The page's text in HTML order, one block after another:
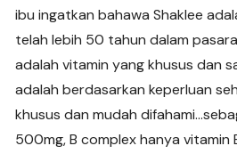
ibu ingatkan bahawa Shaklee
telah lebih 50 tahun dalam
adalah vitamin yang khusus dan
adalah berdasarkan keperluan
khusus dan mudah
500mg, B complex hanya vitamin